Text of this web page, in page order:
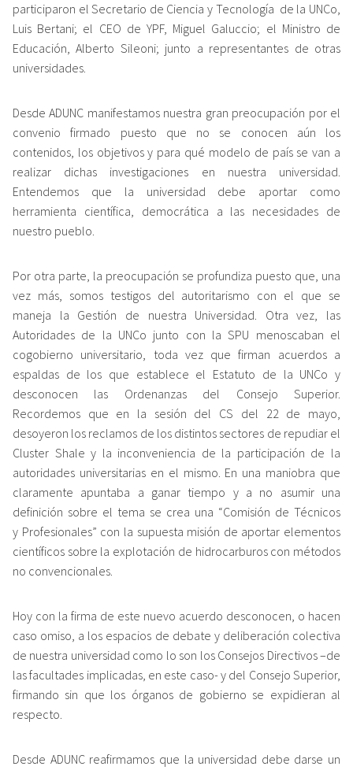
participaron el Secretario de Ciencia y Tecnología de la UNCo,
Luis Bertani; el CEO de YPF, Miguel Galuccio; el Ministro de
Educación, Alberto Sileoni; junto a representantes de otras
universidades.
Desde ADUNC manifestamos nuestra gran preocupación por el
convenio firmado puesto que no se conocen aún los
contenidos, los objetivos y para qué modelo de país se van a
realizar dichas investigaciones en nuestra universidad.
Entendemos que la universidad debe aportar como
herramienta científica, democrática a las necesidades de
nuestro pueblo.
Por otra parte, la preocupación se profundiza puesto que, una
vez más, somos testigos del autoritarismo con el que se
maneja la Gestión de nuestra Universidad. Otra vez, las
Autoridades de la UNCo junto con la SPU menoscaban el
cogobierno universitario, toda vez que firman acuerdos a
espaldas de los que establece el Estatuto de la UNCo y
desconocen las Ordenanzas del Consejo Superior.
Recordemos que en la sesión del CS del 22 de mayo,
desoyeron los reclamos de los distintos sectores de repudiar el
Cluster Shale y la inconveniencia de la participación de la
autoridades universitarias en el mismo. En una maniobra que
claramente apuntaba a ganar tiempo y a no asumir una
definición sobre el tema se crea una “Comisión de Técnicos
y Profesionales” con la supuesta misión de aportar elementos
científicos sobre la explotación de hidrocarburos con métodos
no convencionales.
Hoy con la firma de este nuevo acuerdo desconocen, o hacen
caso omiso, a los espacios de debate y deliberación colectiva
de nuestra universidad como lo son los Consejos Directivos –de
las facultades implicadas, en este caso- y del Consejo Superior,
firmando sin que los órganos de gobierno se expidieran al
respecto.
Desde ADUNC reafirmamos que la universidad debe darse un